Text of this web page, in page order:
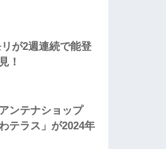
リが2週連続で能登
！
ンテナショップ
テラス」が2024年